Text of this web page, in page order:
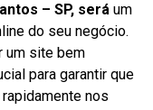
– SP, será um
do seu negócio.
um site bem
para garantir que
nos